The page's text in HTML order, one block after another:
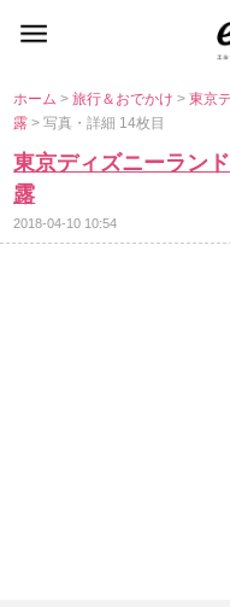
ホーム>旅行＆おでかけ>東京
露> 写真・詳細 14枚目
東京ディズニーラン
露
2018-04-10 10:54